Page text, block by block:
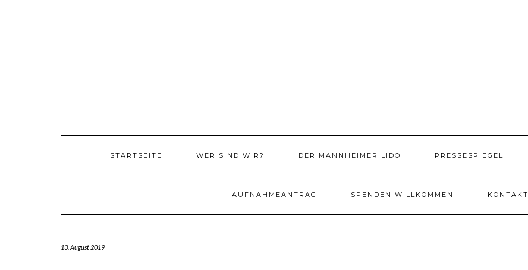
STARTSEITE WER SIND WIR? DER MANNHEIMER LIDO PRESSESPIEGEL
AUFNAHMEANTRAG SPENDEN WILLKOMMEN KONTAKT
13. August 2019